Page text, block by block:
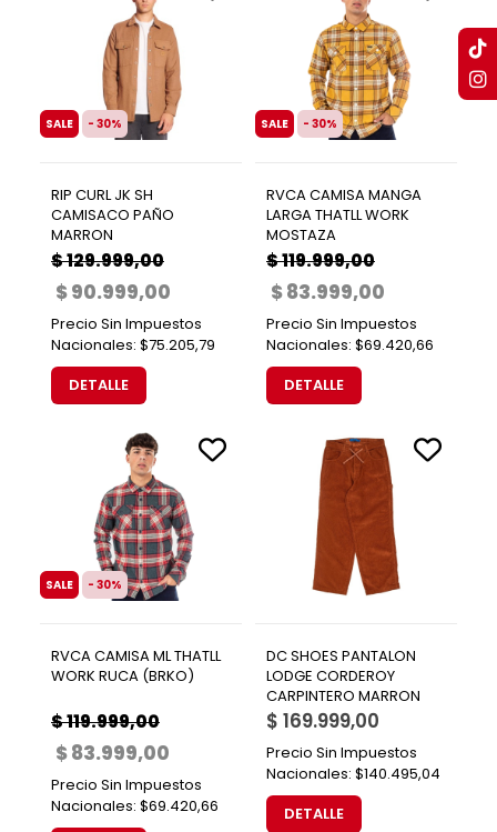
SALE - 30%
RIP CURL JK SH
CAMISACO PAÑO
MARRON
$ 129.999,00
$ 90.999,00
Precio Sin Impuestos
Nacionales: $75.205,79
DETALLE
SALE - 30%
RVCA CAMISA MANGA
LARGA THATLL WORK
MOSTAZA
$ 119.999,00
$ 83.999,00
Precio Sin Impuestos
Nacionales: $69.420,66
DETALLE
SALE - 30%
RVCA CAMISA ML THATLL
WORK RUCA (BRKO)
$ 119.999,00
$ 83.999,00
Precio Sin Impuestos
Nacionales: $69.420,66
DC SHOES PANTALON
LODGE CORDEROY
CARPINTERO MARRON
$ 169.999,00
Precio Sin Impuestos
Nacionales: $140.495,04
DETALLE